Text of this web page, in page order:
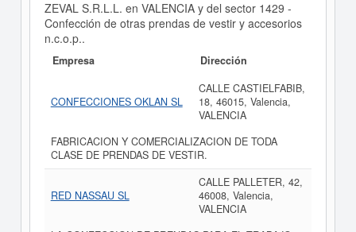
ZEVAL S.R.L.L. en VALENCIA y del sector 1429 -
Confección de otras prendas de vestir y accesorios
n.c.o.p..
Empresa Dirección
CONFECCIONES OKLAN SL
CALLE CASTIELFABIB,
18, 46015, Valencia,
VALENCIA
FABRICACION Y COMERCIALIZACION DE TODA
CLASE DE PRENDAS DE VESTIR.
RED NASSAU SL
CALLE PALLETER, 42,
46008, Valencia,
VALENCIA